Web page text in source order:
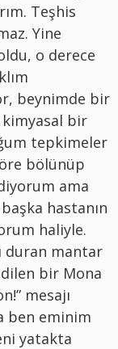
Teşhis
Yine
o derece
beynimde bir
bir
tepkimeler
bölünüp
ama
hastanın
haliyle.
duran mantar
bir Mona
mesajı
ben eminim
yatakta